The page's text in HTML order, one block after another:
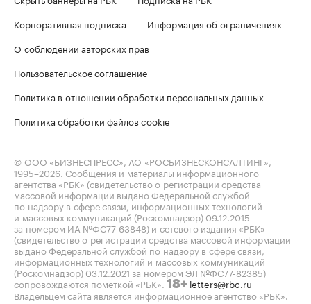
Корпоративная подписка
Информация об ограничениях
О соблюдении авторских прав
Пользовательское соглашение
Политика в отношении обработки персональных данных
Политика обработки файлов cookie
© ООО «БИЗНЕСПРЕСС», АО «РОСБИЗНЕСКОНСАЛТИНГ»,
1995–2026. Сообщения и материалы информационного
агентства «РБК» (свидетельство о регистрации средства
массовой информации выдано Федеральной службой
по надзору в сфере связи, информационных технологий
и массовых коммуникаций (Роскомнадзор) 09.12.2015
за номером ИА №ФС77-63848) и сетевого издания «РБК»
(свидетельство о регистрации средства массовой информации
выдано Федеральной службой по надзору в сфере связи,
информационных технологий и массовых коммуникаций
(Роскомнадзор) 03.12.2021 за номером ЭЛ №ФС77-82385)
сопровождаются пометкой «РБК». 18+ letters@rbc.ru
Владельцем сайта является информационное агентство «РБК».